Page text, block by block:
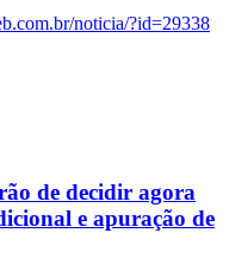
noticia/?id=29338
de decidir agora
e apuração de